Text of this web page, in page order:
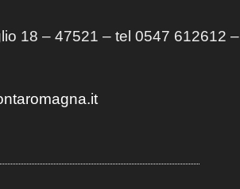
18 – 47521 – tel 0547 612612 –